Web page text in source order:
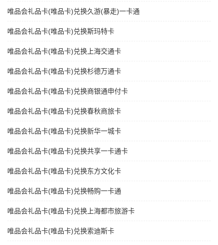
唯品会礼品卡(唯品卡)兑换久游(暴走)一卡通
唯品会礼品卡(唯品卡)兑换斯玛特卡
唯品会礼品卡(唯品卡)兑换上海交通卡
唯品会礼品卡(唯品卡)兑换杉德万通卡
唯品会礼品卡(唯品卡)兑换商银通申付卡
唯品会礼品卡(唯品卡)兑换春秋商旅卡
唯品会礼品卡(唯品卡)兑换新华一城卡
唯品会礼品卡(唯品卡)兑换共享一卡通卡
唯品会礼品卡(唯品卡)兑换东方文化卡
唯品会礼品卡(唯品卡)兑换畅购一卡通
唯品会礼品卡(唯品卡)兑换上海都市旅游卡
唯品会礼品卡(唯品卡)兑换索迪斯卡